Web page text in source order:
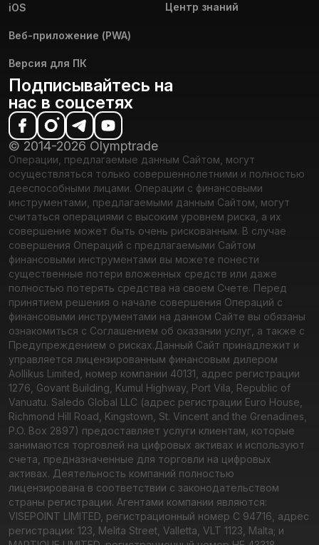
iOS
Веб-приложение (PWA)
Версия для ПК
Центр знаний
Подписывайтесь на
нас в соцсетях
© 2014-2026 Olymptrade
Операции, предлагаемые данным Сайтом, могут
осуществляться только совершеннолетними и полностью
дееспособными лицами. Операции с финансовыми
инструментами, предлагаемыми данным Сайтом, могут
считаться операциями с высоким уровнем риска, а их
совершение может быть очень рискованным. В случае
совершения Операций с предлагаемыми Сайтом
финансовыми инструментами вы можете понести
существенные потери вложенных средств или даже
полностью потерять средства на своем Счете. Перед
принятием решения о начале совершения Операций с
финансовыми инструментами на данном Сайте вы обязаны
ознакомиться с Соглашением об оказании услуг, а также с
Предупреждением о рисках.Данный Сайт принадлежит и
управляется лицензированным финансовым дилером
Aollikus Limited, номер компании 40131, адрес регистрации
1276, Govant Building, Kumul Highway, Port Vila, Republic of
Vanuatu. Saledo Global LLC (адрес регистрации Euro House,
Richmond Hill Road, Kingstown, St. Vincent and the Grenadines,
P.O. Box 2897) предоставляет услуги клиентам, которые
занимаются торговлей на цифровых активах и используют
счета, предназначенные для торговли на цифровых
активах. Деятельность компаний полностью
лицензирована в соответствии с законодательством
страны регистрации. Агентами компании являются:
VISEPOINT LIMITED, регистрационный номер C 94716, адрес
регистрации: 123, Melita Street, Valletta, VLT 1123, Malta; и